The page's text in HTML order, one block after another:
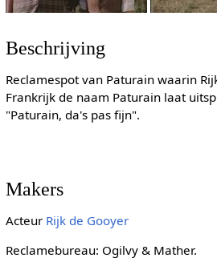
Beschrijving
Reclamespot van Paturain waarin
Frankrijk de naam Paturain laat
"Paturain, da's pas fijn".
Makers
Acteur Rijk de Gooyer
Reclamebureau: Ogilvy & Mather.